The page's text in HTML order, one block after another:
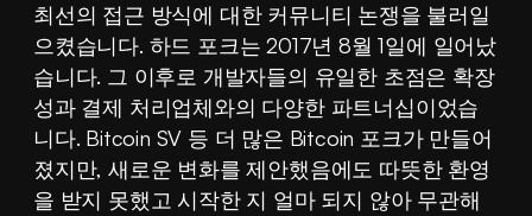
최선의 접근 방식에 대한 커뮤니티 논쟁을 불러일
으켰습니다. 하드 포크는 2017년 8월 1일에 일어났
습니다. 그 이후로 개발자들의 유일한 초점은 확장
성과 결제 처리업체와의 다양한 파트너십이었습
니다. Bitcoin SV 등 더 많은 Bitcoin 포크가 만들어
졌지만, 새로운 변화를 제안했음에도 따뜻한 환영
을 받지 못했고 시작한 지 얼마 되지 않아 무관해